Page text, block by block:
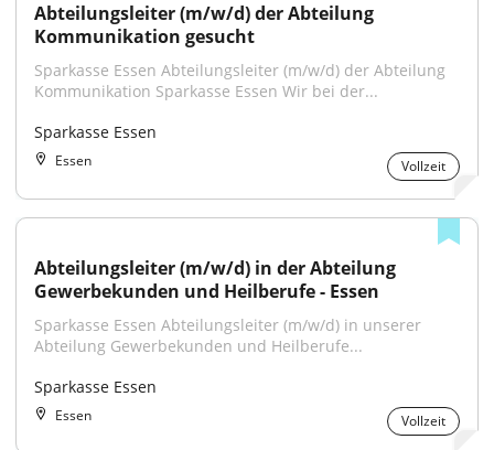
Abteilungsleiter (m/w/d) der Abteilung
Kommunikation gesucht
Sparkasse Essen Abteilungsleiter (m/w/d) der Abteilung
Kommunikation Sparkasse Essen Wir bei der...
Sparkasse Essen
Essen Vollzeit
Abteilungsleiter (m/w/d) in der Abteilung
Gewerbekunden und Heilberufe - Essen
Sparkasse Essen Abteilungsleiter (m/w/d) in unserer
Abteilung Gewerbekunden und Heilberufe...
Sparkasse Essen
Essen Vollzeit